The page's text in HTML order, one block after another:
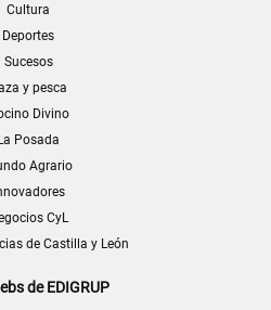
Cultura
Deportes
Sucesos
y pesca
Divino
La Posada
Agrario
CyL
de Castilla y León
de EDIGRUP